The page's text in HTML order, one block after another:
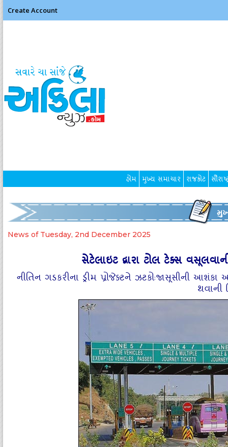
Create Account
હોમ મુખ્ય સમાચાર રાજકોટ
News of Tuesday, 2nd December 2025
સેટેલાઇટ દ્વારા ટોલ ટેક્સ
નીતિન ગડકરીના ડ્રીમ પ્રોજેક્ટને ઝટકોઃજાસૂસીની
થવાની